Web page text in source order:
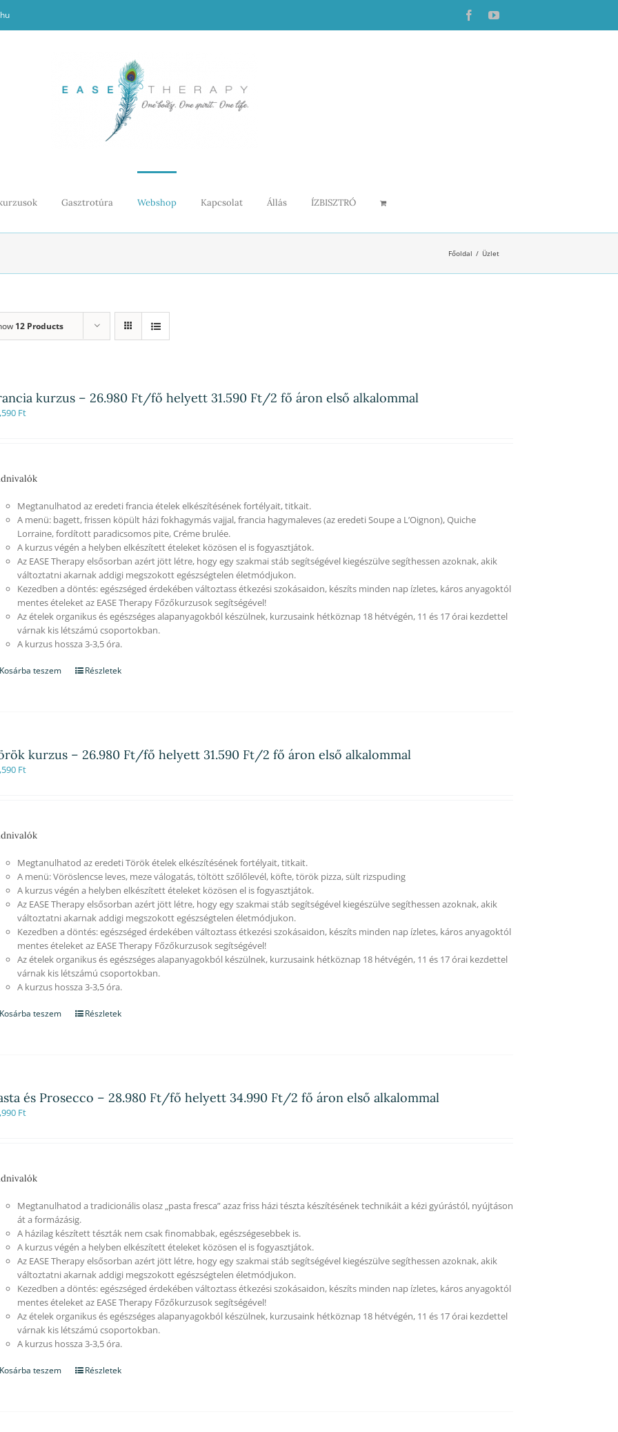
FacebookYouTube
Gasztrotúra Webshop Kapcsolat Állás ÍZBISZTRÓ
Főoldal Üzlet
12 Products
kurzus – 26.980 Ft/fő helyett 31.590 Ft/2 fő áron első alkalommal
Ft
Megtanulhatod az eredeti francia ételek elkészítésének fortélyait, titkait.
A menü: bagett, frissen köpült házi fokhagymás vajjal, francia hagymaleves (az eredeti Soupe a L’Oignon), Quiche
Lorraine, fordított paradicsomos pite, Créme brulée.
A kurzus végén a helyben elkészített ételeket közösen el is fogyasztjátok.
Az EASE Therapy elsősorban azért jött létre, hogy egy szakmai stáb segítségével kiegészülve segíthessen azoknak, akik
változtatni akarnak addigi megszokott egészségtelen életmódjukon.
Kezedben a döntés: egészséged érdekében változtass étkezési szokásaidon, készíts minden nap ízletes, káros anyagoktól
mentes ételeket az EASE Therapy Főzőkurzusok segítségével!
Az ételek organikus és egészséges alapanyagokból készülnek, kurzusaink hétköznap 18 hétvégén, 11 és 17 órai kezdettel
várnak kis létszámú csoportokban.
A kurzus hossza 3-3,5 óra.
teszem Részletek
kurzus – 26.980 Ft/fő helyett 31.590 Ft/2 fő áron első alkalommal
Ft
Megtanulhatod az eredeti Török ételek elkészítésének fortélyait, titkait.
A menü: Vöröslencse leves, meze válogatás, töltött szőlőlevél, köfte, török pizza, sült rizspuding
A kurzus végén a helyben elkészített ételeket közösen el is fogyasztjátok.
Az EASE Therapy elsősorban azért jött létre, hogy egy szakmai stáb segítségével kiegészülve segíthessen azoknak, akik
változtatni akarnak addigi megszokott egészségtelen életmódjukon.
Kezedben a döntés: egészséged érdekében változtass étkezési szokásaidon, készíts minden nap ízletes, káros anyagoktól
mentes ételeket az EASE Therapy Főzőkurzusok segítségével!
Az ételek organikus és egészséges alapanyagokból készülnek, kurzusaink hétköznap 18 hétvégén, 11 és 17 órai kezdettel
várnak kis létszámú csoportokban.
A kurzus hossza 3-3,5 óra.
teszem Részletek
és Prosecco – 28.980 Ft/fő helyett 34.990 Ft/2 fő áron első alkalommal
Ft
Megtanulhatod a tradicionális olasz „pasta fresca” azaz friss házi tészta készítésének technikáit a kézi gyúrástól, nyújtáson
át a formázásig.
A házilag készített tészták nem csak finomabbak, egészségesebbek is.
A kurzus végén a helyben elkészített ételeket közösen el is fogyasztjátok.
Az EASE Therapy elsősorban azért jött létre, hogy egy szakmai stáb segítségével kiegészülve segíthessen azoknak, akik
változtatni akarnak addigi megszokott egészségtelen életmódjukon.
Kezedben a döntés: egészséged érdekében változtass étkezési szokásaidon, készíts minden nap ízletes, káros anyagoktól
mentes ételeket az EASE Therapy Főzőkurzusok segítségével!
Az ételek organikus és egészséges alapanyagokból készülnek, kurzusaink hétköznap 18 hétvégén, 11 és 17 órai kezdettel
várnak kis létszámú csoportokban.
A kurzus hossza 3-3,5 óra.
teszem Részletek